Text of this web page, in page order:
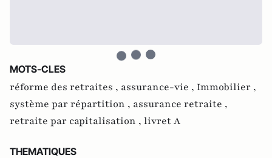
MOTS-CLES
réforme des retraites , assurance-vie , Immobilier ,
système par répartition , assurance retraite ,
retraite par capitalisation , livret A
THEMATIQUES